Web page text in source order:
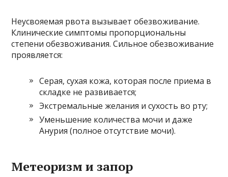
Неусвояемая рвота вызывает обезвоживание.
Клинические симптомы пропорциональны
степени обезвоживания. Сильное обезвоживание
проявляется:
Серая, сухая кожа, которая после приема в
складке не развивается;
Экстремальные желания и сухость во рту;
Уменьшение количества мочи и даже
Анурия (полное отсутствие мочи).
Метеоризм и запор